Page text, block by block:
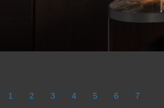
1 2 3 4 5 6
7